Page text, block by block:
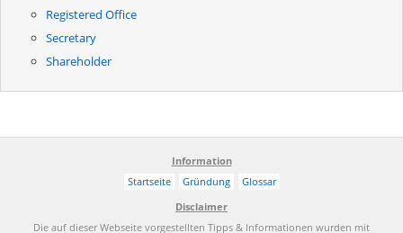
Registered Office
Secretary
Shareholder
Information
Startseite
Gründung
Glossar
Disclaimer
Die auf dieser Webseite vorgestellten Tipps & Informationen wurden mit